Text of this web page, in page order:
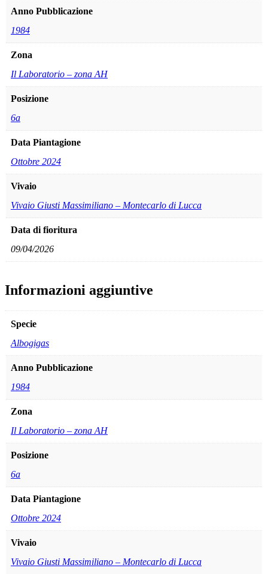
Anno Pubblicazione
1984
Zona
Il Laboratorio – zona AH
Posizione
6a
Data Piantagione
Ottobre 2024
Vivaio
Vivaio Giusti Massimiliano – Montecarlo di Lucca
Data di fioritura
09/04/2026
Informazioni aggiuntive
Specie
Albogigas
Anno Pubblicazione
1984
Zona
Il Laboratorio – zona AH
Posizione
6a
Data Piantagione
Ottobre 2024
Vivaio
Vivaio Giusti Massimiliano – Montecarlo di Lucca